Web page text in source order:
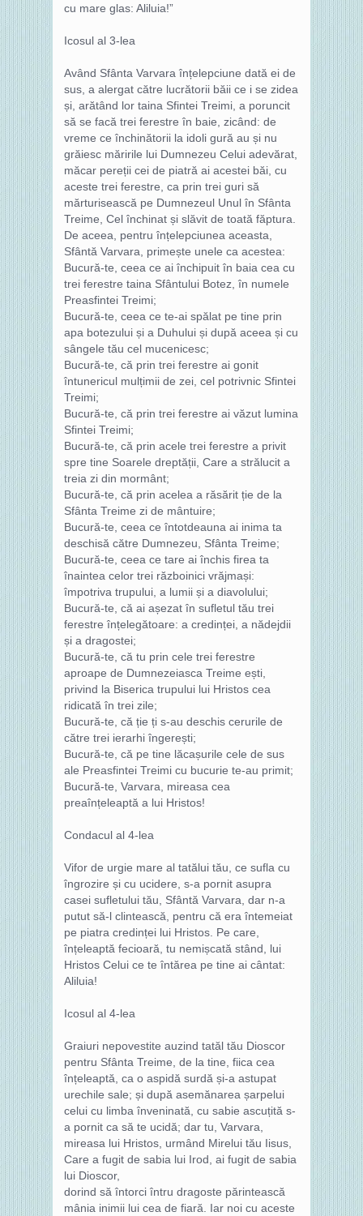
cu mare glas: Aliluia!”
Icosul al 3-lea
Având Sfânta Varvara înțelepciune dată ei de
sus, a alergat către lucrătorii băii ce i se zidea
și, arătând lor taina Sfintei Treimi, a poruncit
să se facă trei ferestre în baie, zicând: de
vreme ce închinătorii la idoli gură au și nu
grăiesc măririle lui Dumnezeu Celui adevărat,
măcar pereții cei de piatră ai acestei băi, cu
aceste trei ferestre, ca prin trei guri să
mărturisească pe Dumnezeul Unul în Sfânta
Treime, Cel închinat și slăvit de toată făptura.
De aceea, pentru înțelepciunea aceasta,
Sfântă Varvara, primește unele ca acestea:
Bucură-te, ceea ce ai închipuit în baia cea cu
trei ferestre taina Sfântului Botez, în numele
Preasfintei Treimi;
Bucură-te, ceea ce te-ai spălat pe tine prin
apa botezului și a Duhului și după aceea și cu
sângele tău cel mucenicesc;
Bucură-te, că prin trei ferestre ai gonit
întunericul mulțimii de zei, cel potrivnic Sfintei
Treimi;
Bucură-te, că prin trei ferestre ai văzut lumina
Sfintei Treimi;
Bucură-te, că prin acele trei ferestre a privit
spre tine Soarele dreptății, Care a strălucit a
treia zi din mormânt;
Bucură-te, că prin acelea a răsărit ție de la
Sfânta Treime zi de mântuire;
Bucură-te, ceea ce întotdeauna ai inima ta
deschisă către Dumnezeu, Sfânta Treime;
Bucură-te, ceea ce tare ai închis firea ta
înaintea celor trei războinici vrăjmași:
împotriva trupului, a lumii și a diavolului;
Bucură-te, că ai așezat în sufletul tău trei
ferestre înțelegătoare: a credinței, a nădejdii
și a dragostei;
Bucură-te, că tu prin cele trei ferestre
aproape de Dumnezeiasca Treime ești,
privind la Biserica trupului lui Hristos cea
ridicată în trei zile;
Bucură-te, că ție ți s-au deschis cerurile de
către trei ierarhi îngerești;
Bucură-te, că pe tine lăcașurile cele de sus
ale Preasfintei Treimi cu bucurie te-au primit;
Bucură-te, Varvara, mireasa cea
preaînțeleaptă a lui Hristos!
Condacul al 4-lea
Vifor de urgie mare al tatălui tău, ce sufla cu
îngrozire și cu ucidere, s-a pornit asupra
casei sufletului tău, Sfântă Varvara, dar n-a
putut să-l clintească, pentru că era întemeiat
pe piatra credinței lui Hristos. Pe care,
înțeleaptă fecioară, tu nemișcată stând, lui
Hristos Celui ce te întărea pe tine ai cântat:
Aliluia!
Icosul al 4-lea
Graiuri nepovestite auzind tatăl tău Dioscor
pentru Sfânta Treime, de la tine, fiica cea
înțeleaptă, ca o aspidă surdă și-a astupat
urechile sale; și după asemănarea șarpelui
celui cu limba înveninată, cu sabie ascuțită s-
a pornit ca să te ucidă; dar tu, Varvara,
mireasa lui Hristos, urmând Mirelui tău Iisus,
Care a fugit de sabia lui Irod, ai fugit de sabia
lui Dioscor,
dorind să întorci întru dragoste părintească
mânia inimii lui cea de fiară. Iar noi cu aceste